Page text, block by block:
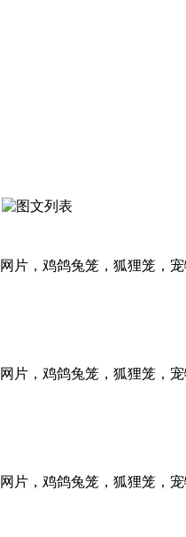
片，鸡鸽兔笼，狐狸笼，
片，鸡鸽兔笼，狐狸笼，
片，鸡鸽兔笼，狐狸笼，